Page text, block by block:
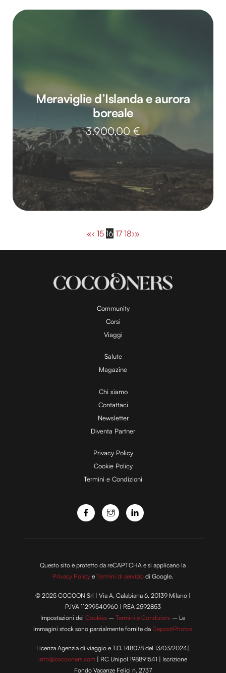
Meraviglie d’Islanda e aurora
boreale
3.900,00 €
«‹ 15 16 17 18›»
Community
Corsi
Viaggi
Salute
Magazine
Chi siamo
Contattaci
Newsletter
Diventa Partner
Privacy Policy
Cookie Policy
Termini e Condizioni
Questo sito è protetto da reCAPTCHA e si applicano la
Privacy Policy eTermini di servizio di Google.
© 2025 COCOON Srl | Via A. Calabiana 6, 20139 Milano |
P.IVA 11299540960 | REA 2592853
Impostazioni deiCookies –Termini e Condizioni – Le
immagini stock sono parzialmente fornite da DepositPhotos
Licenza Agenzia di viaggio e T.O. 148078 del 13/03/2024|
info@cocooners.com | RC Unipol 198891541 | Iscrizione
Fondo Vacanze Felici n. 2737